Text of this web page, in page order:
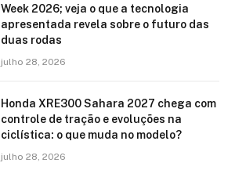
Week 2026; veja o que a tecnologia
apresentada revela sobre o futuro das
duas rodas
julho 28, 2026
Honda XRE300 Sahara 2027 chega com
controle de tração e evoluções na
ciclística: o que muda no modelo?
julho 28, 2026